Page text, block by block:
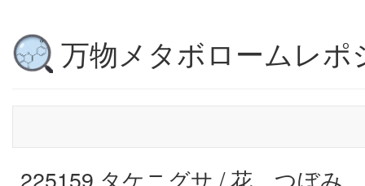
万物メタボロームレポ
225159 タケニグサ / 花、つぼみ